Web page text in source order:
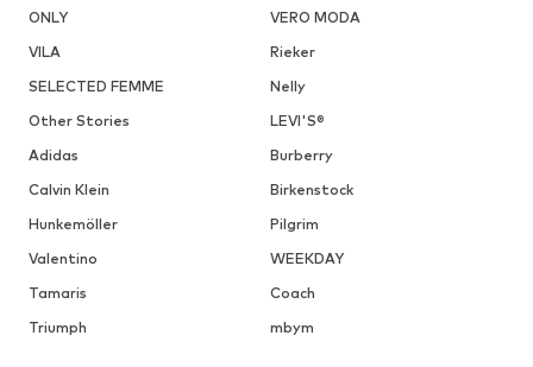
ONLY
VERO MODA
VILA
Rieker
SELECTED FEMME
Nelly
Other Stories
LEVI'S®
Adidas
Burberry
Calvin Klein
Birkenstock
Hunkemöller
Pilgrim
Valentino
WEEKDAY
Tamaris
Coach
Triumph
mbym